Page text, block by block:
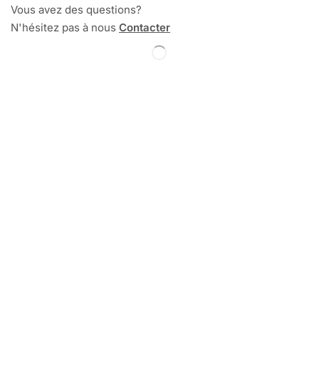
Vous avez des questions?
N'hésitez pas à nous Contacter